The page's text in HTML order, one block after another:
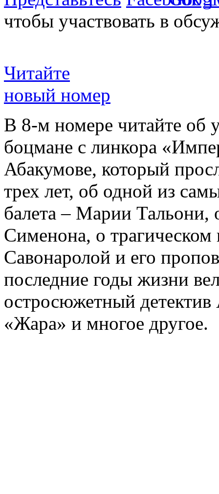
чтобы участвовать в
Читайте
новый номер
В 8-м номере читайте об
боцмане с линкора
Абакумове, который
трех лет, об одной из
балета – Марии
Сименона, о трагическом
Савонаролой и его
последние годы жизни
остросюжетный детектив
«Жара» и многое другое.